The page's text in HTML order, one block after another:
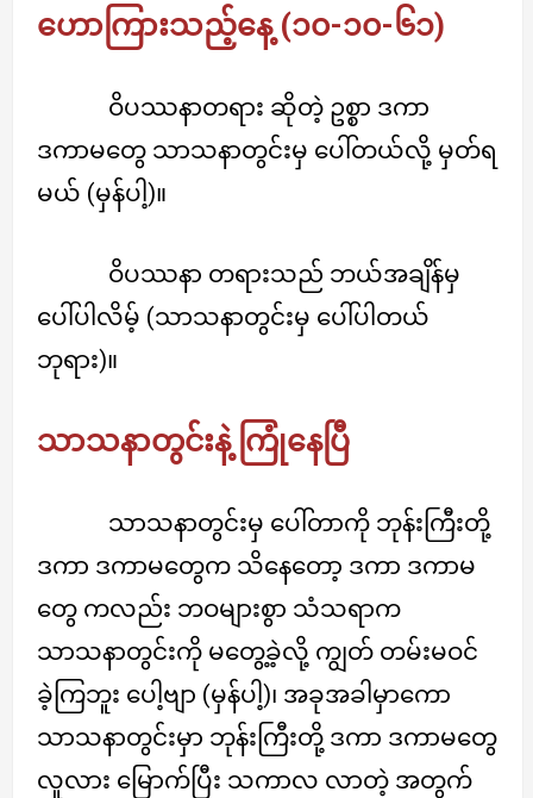
ဟောကြားသည့်နေ့ (၁၀-၁၀-၆၁)
ဝိပဿနာတရား ဆိုတဲ့ ဥစ္စာ ဒကာ
ဒကာမတွေ သာသနာတွင်းမှ ပေါ်တယ်လို့ မှတ်ရ
မယ် (မှန်ပါ့)။
ဝိပဿနာ တရားသည် ဘယ်အချိန်မှ
ပေါ်ပါလိမ့် (သာသနာတွင်းမှ ပေါ်ပါတယ်
ဘုရား)။
သာသနာတွင်းနဲ့ ကြုံနေပြီ
သာသနာတွင်းမှ ပေါ်တာကို ဘုန်းကြီးတို့
ဒကာ ဒကာမတွေက သိနေတော့ ဒကာ ဒကာမ
တွေ ကလည်း ဘဝများစွာ သံသရာက
သာသနာတွင်းကို မတွေ့ခဲ့လို့ ကျွတ် တမ်းမဝင်
ခဲ့ကြဘူး ပေါ့ဗျာ (မှန်ပါ့)၊ အခုအခါမှာကော
သာသနာတွင်းမှာ ဘုန်းကြီးတို့ ဒကာ ဒကာမတွေ
လူလား မြောက်ပြီး သကာလ လာတဲ့ အတွက်